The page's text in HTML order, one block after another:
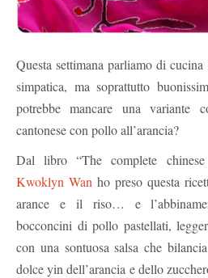
Questa settimana parliamo di
simpatica, ma soprattutto
potrebbe mancare una variante
cantonese con pollo all’arancia?
Dal libro “The complete
Kwoklyn Wan ho preso questa
arance e il riso… e
bocconcini di pollo pastellati,
con una sontuosa salsa che
dolce yin dell’arancia e dello